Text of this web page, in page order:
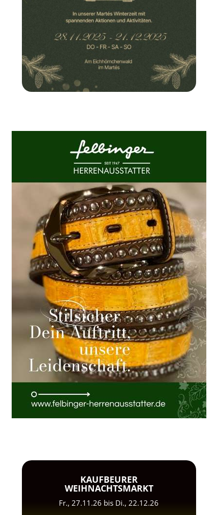
KAUFBEURER
WEIHNACHTSMARKT
Fr., 27.11.26 bis Di., 22.12.26